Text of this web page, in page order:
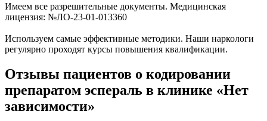
Имеем все разрешительные документы. Медицинская
лицензия: №ЛО-23-01-013360
Используем самые эффективные методики. Наши наркологи
регулярно проходят курсы повышения квалификации.
Отзывы пациентов о кодировании
препаратом эспераль в клинике «Нет
зависимости»